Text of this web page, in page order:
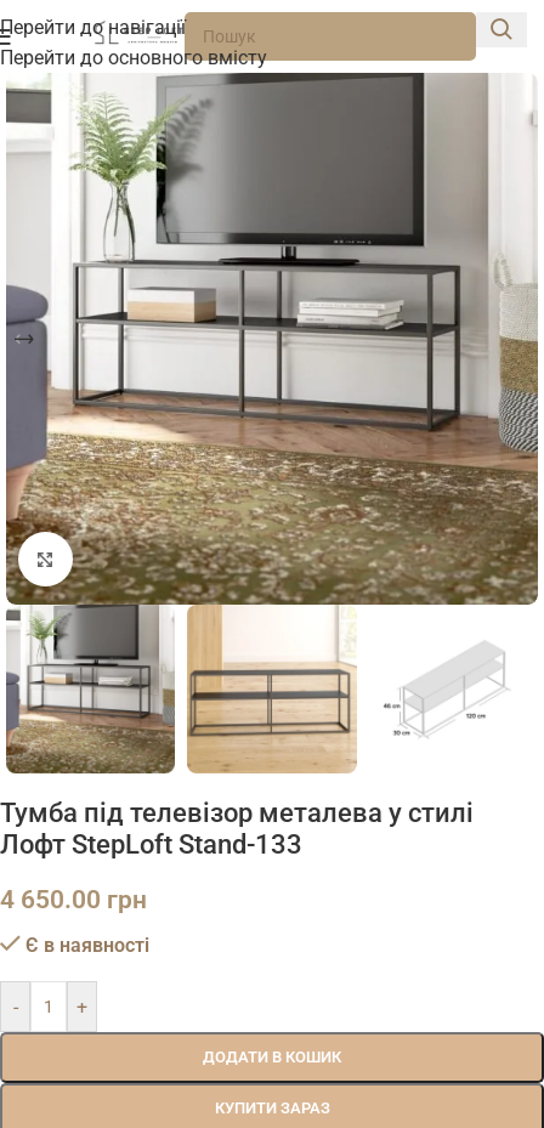
Перейти до навігації
Перейти до основного вмісту
Натисніть, щоб збільшити
Тумба під телевізор металева у стилі
Лофт StepLoft Stand-133
4 650.00 грн
Є в наявності
- +
ДОДАТИ В КОШИК
КУПИТИ ЗАРАЗ